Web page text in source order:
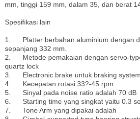
mm, tinggi 159 mm, dalam 35, dan berat
Spesifikasi lain
1. Platter berbahan aluminium dengan
sepanjang 332 mm.
2. Metode pemakaian dengan servo-
quartz lock
3. Electronic brake untuk braking
4. Kecepatan rotasi 33?-45 rpm
5. Sinyal pada noise ratio adalah 70 dB
6. Starting time yang singkat yaitu 0.3
7. Tone Arm yang dipakai adalah